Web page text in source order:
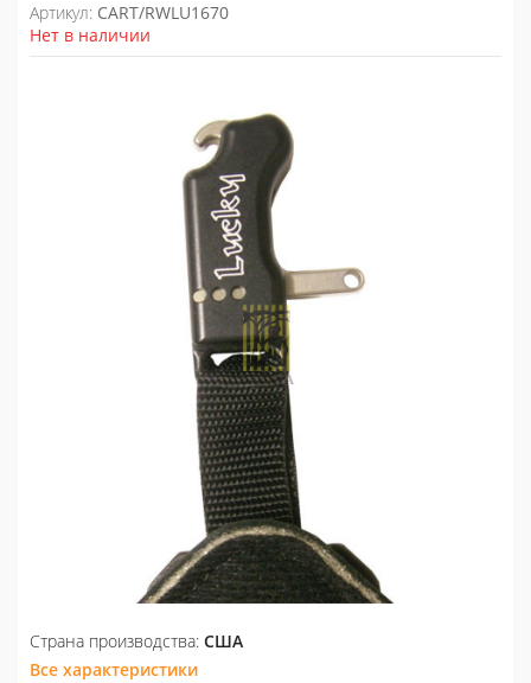
Артикул: CART/RWLU1670
Нет в наличии
Страна производства: США
Все характеристики